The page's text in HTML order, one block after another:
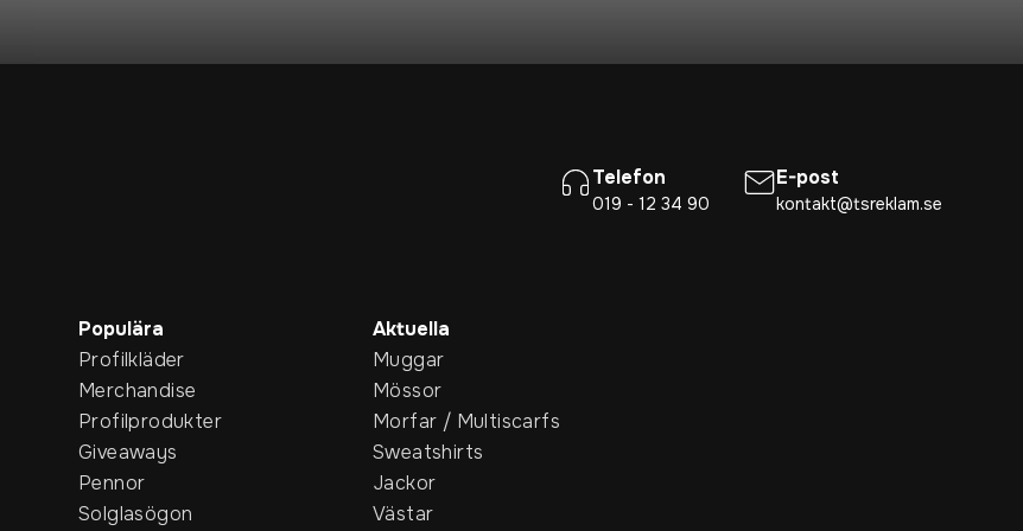
Telefon
019 - 12 34 90
E-post
kontakt@tsreklam.se
Populära
Profilkläder
Merchandise
Profilprodukter
Giveaways
Pennor
Solglasögon
Aktuella
Muggar
Mössor
Morfar / Multiscarfs
Sweatshirts
Jackor
Västar